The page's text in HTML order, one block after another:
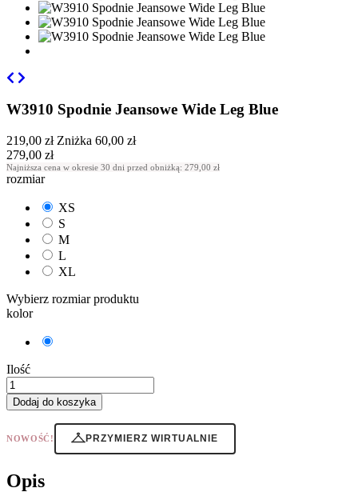
W3910 Spodnie Jeansowe Wide Leg Blue
219,00 zł Zniżka 60,00 zł
279,00 zł
Najniższa cena w okresie 30 dni przed obniżką: 279,00 zł
rozmiar
XS
S
M
L
XL
Wybierz rozmiar produktu
kolor
Ilość
Dodaj do koszyka
NOWOŚĆ! PRZYMIERZ WIRTUALNIE
Opis